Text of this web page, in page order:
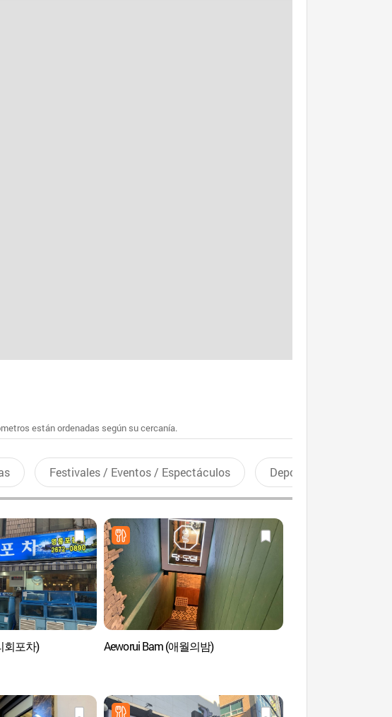
están ordenadas según su cercanía.
Festivales / Eventos / Espectáculos Deportes recreativos
회포차) Aeworui Bam (애월의밤)